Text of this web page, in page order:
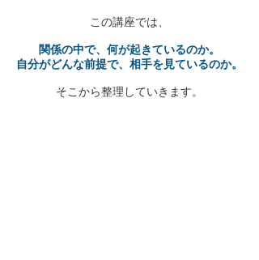
この講座では、​
関係の中で、 何が起きているのか。
自分がどんな前提で、 相手を見ているのか。​
そこから整理していきます。